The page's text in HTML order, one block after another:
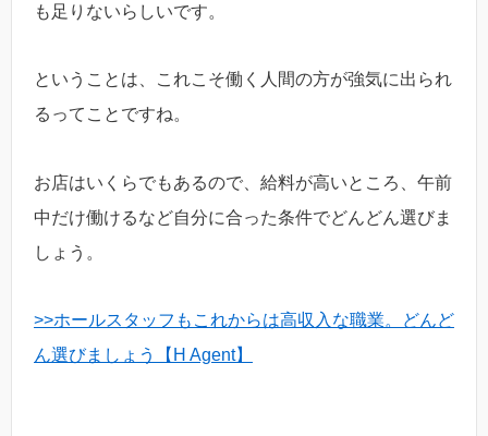
も足りないらしいです。
ということは、これこそ働く人間の方が強気に出られ
るってことですね。
お店はいくらでもあるので、給料が高いところ、午前
中だけ働けるなど自分に合った条件でどんどん選びま
しょう。
>>ホールスタッフもこれからは高収入な職業。どんど
ん選びましょう【H Agent】